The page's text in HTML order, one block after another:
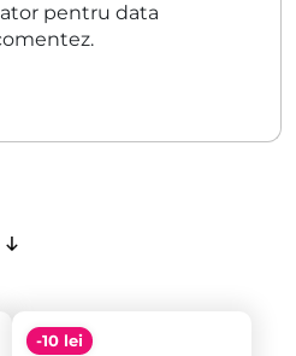
pentru data
-10 lei